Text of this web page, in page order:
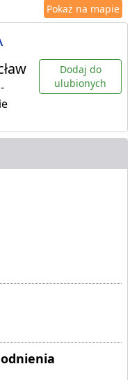
Pokaż na mapie
Dodaj do
ulubionych